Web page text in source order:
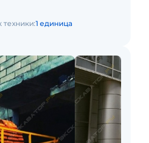
техники:1 единица